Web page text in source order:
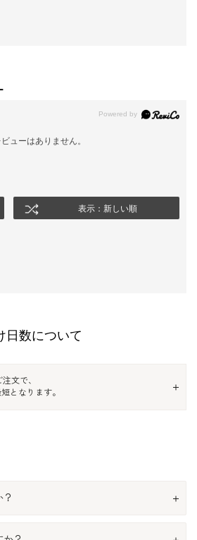
ビューはありません。
表示：新しい順
日数について
文で、
となります。